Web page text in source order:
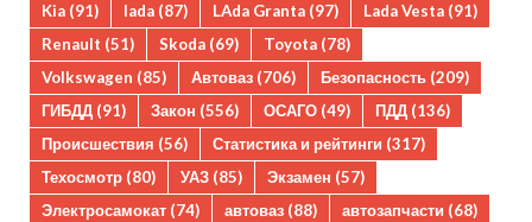
Kia (91) lada (87) LAda Granta (97) Lada Vesta (91)
Renault (51) Skoda (69) Toyota (78)
Volkswagen (85) Автоваз (706) Безопасность (209)
ГИБДД (91) Закон (556) ОСАГО (49) ПДД (136)
Происшествия (56) Статистика и рейтинги (317)
Техосмотр (80) УАЗ (85) Экзамен (57)
Электросамокат (74) автоваз (88) автозапчасти (68)